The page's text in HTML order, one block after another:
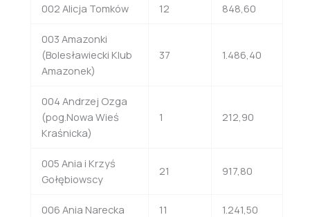
002 Alicja Tomków 12 848,60
003 Amazonki
(Bolesławiecki Klub
Amazonek)
37 1.486,40
004 Andrzej Ozga
(pog.Nowa Wieś
Kraśnicka)
1 212,90
005 Ania i Krzyś
Gołębiowscy
21 917,80
006 Ania Narecka 11 1.241,50